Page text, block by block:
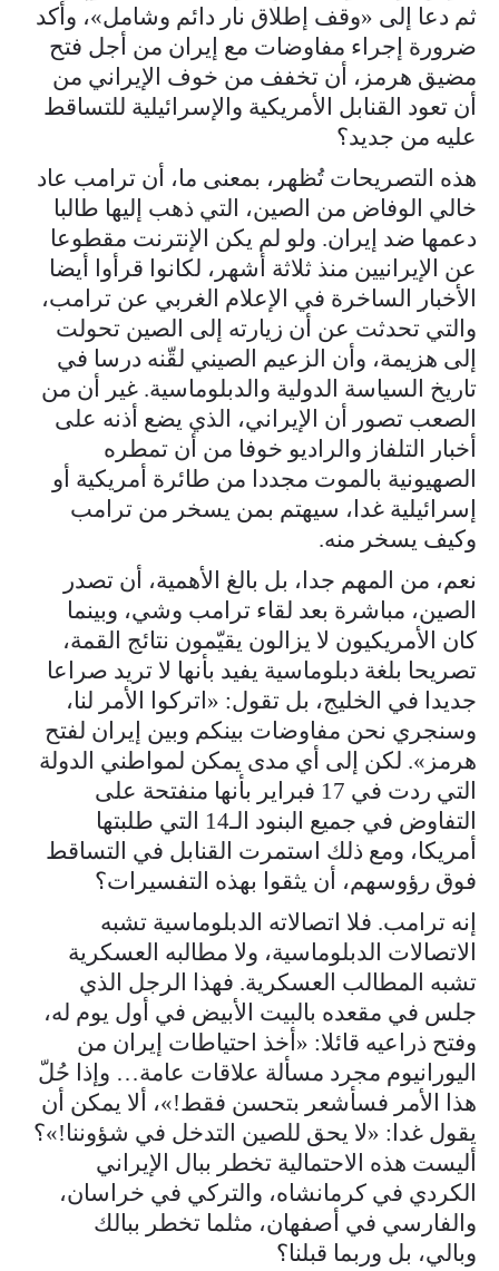
ثم دعا إلى «وقف إطلاق نار دائم وشامل»، وأكد
ضرورة إجراء مفاوضات مع إيران من أجل فتح
مضيق هرمز، أن تخفف من خوف الإيراني من
أن تعود القنابل الأمريكية والإسرائيلية للتساقط
عليه من جديد؟
هذه التصريحات تُظهر، بمعنى ما، أن ترامب عاد
خالي الوفاض من الصين، التي ذهب إليها طالبا
دعمها ضد إيران. ولو لم يكن الإنترنت مقطوعا
عن الإيرانيين منذ ثلاثة أشهر، لكانوا قرأوا أيضا
الأخبار الساخرة في الإعلام الغربي عن ترامب،
والتي تحدثت عن أن زيارته إلى الصين تحولت
إلى هزيمة، وأن الزعيم الصيني لقّنه درسا في
تاريخ السياسة الدولية والدبلوماسية. غير أن من
الصعب تصور أن الإيراني، الذي يضع أذنه على
أخبار التلفاز والراديو خوفا من أن تمطره
الصهيونية بالموت مجددا من طائرة أمريكية أو
إسرائيلية غدا، سيهتم بمن يسخر من ترامب
وكيف يسخر منه.
نعم، من المهم جدا، بل بالغ الأهمية، أن تصدر
الصين، مباشرة بعد لقاء ترامب وشي، وبينما
كان الأمريكيون لا يزالون يقيّمون نتائج القمة،
تصريحا بلغة دبلوماسية يفيد بأنها لا تريد صراعا
جديدا في الخليج، بل تقول: «اتركوا الأمر لنا،
وسنجري نحن مفاوضات بينكم وبين إيران لفتح
هرمز». لكن إلى أي مدى يمكن لمواطني الدولة
التي ردت في 17 فبراير بأنها منفتحة على
التفاوض في جميع البنود الـ14 التي طلبتها
أمريكا، ومع ذلك استمرت القنابل في التساقط
فوق رؤوسهم، أن يثقوا بهذه التفسيرات؟
إنه ترامب. فلا اتصالاته الدبلوماسية تشبه
الاتصالات الدبلوماسية، ولا مطالبه العسكرية
تشبه المطالب العسكرية. فهذا الرجل الذي
جلس في مقعده بالبيت الأبيض في أول يوم له،
وفتح ذراعيه قائلا: «أخذ احتياطات إيران من
اليورانيوم مجرد مسألة علاقات عامة… وإذا حُلّ
هذا الأمر فسأشعر بتحسن فقط!»، ألا يمكن أن
يقول غدا: «لا يحق للصين التدخل في شؤوننا!»؟
أليست هذه الاحتمالية تخطر ببال الإيراني
الكردي في كرمانشاه، والتركي في خراسان،
والفارسي في أصفهان، مثلما تخطر ببالك
وبالي، بل وربما قبلنا؟